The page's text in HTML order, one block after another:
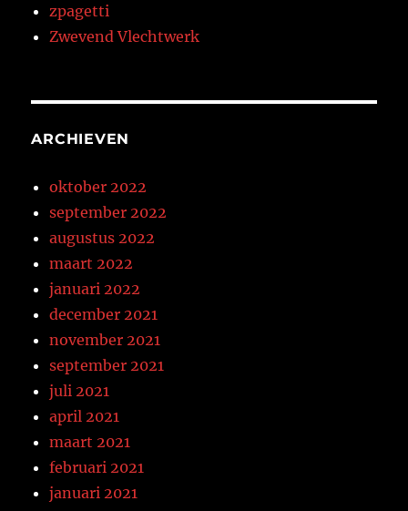
zpagetti
Zwevend Vlechtwerk
ARCHIEVEN
oktober 2022
september 2022
augustus 2022
maart 2022
januari 2022
december 2021
november 2021
september 2021
juli 2021
april 2021
maart 2021
februari 2021
januari 2021